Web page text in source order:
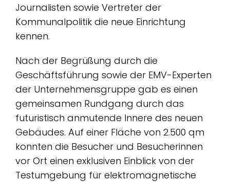
Journalisten sowie Vertreter der
Kommunalpolitik die neue Einrichtung
kennen.
Nach der Begrüßung durch die
Geschäftsführung sowie der EMV-Experten
der Unternehmensgruppe gab es einen
gemeinsamen Rundgang durch das
futuristisch anmutende Innere des neuen
Gebäudes. Auf einer Fläche von 2.500 qm
konnten die Besucher und Besucherinnen
vor Ort einen exklusiven Einblick von der
Testumgebung für elektromagnetische